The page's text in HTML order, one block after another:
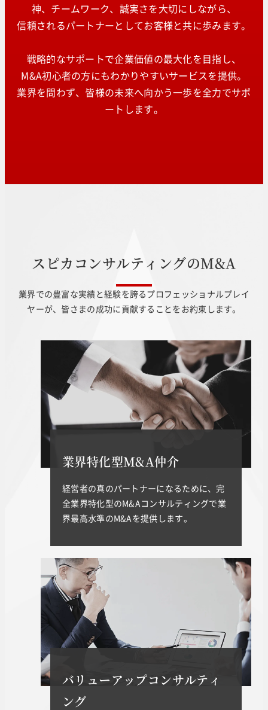
神、チームワーク、誠実さを大切にしながら、
信頼されるパートナーとしてお客様と共に歩みます。
戦略的なサポートで企業価値の最大化を目指し、
M&A初心者の方にもわかりやすいサービスを提供。
業界を問わず、皆様の未来へ向かう一歩を全力でサポ
ートします。
スピカ コ ンサルティ ングのM&A
業界での豊富な実績と経験を誇るプロフェッショナルプレイ
ヤーが、皆さまの成功に貢献することをお約束します。
業界特化型M&A仲介
経営者の真のパートナーになるために、完
全業界特化型のM&Aコンサルティングで業
界最高水準のM&Aを提供します。
バリューアップコンサルティ
ング